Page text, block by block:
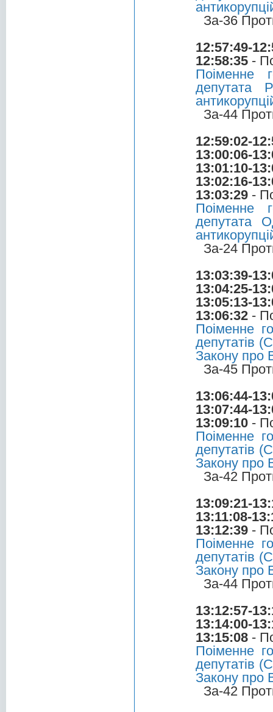
За-36
12:57:49-
12:58:35 -
Поіменне
депутата
За-44
12:59:02-
13:00:06-
13:01:10-
13:02:16-
13:03:29 -
Поіменне
депутата
За-24
13:03:39-
13:04:25-
13:05:13-
13:06:32 -
Поіменне
депутатів
Закону про
За-45
13:06:44-
13:07:44-
13:09:10 -
Поіменне
депутатів
Закону про
За-42
13:09:21-
13:11:08-
13:12:39 -
Поіменне
депутатів
Закону про
За-44
13:12:57-
13:14:00-
13:15:08 -
Поіменне
депутатів
Закону про
За-42